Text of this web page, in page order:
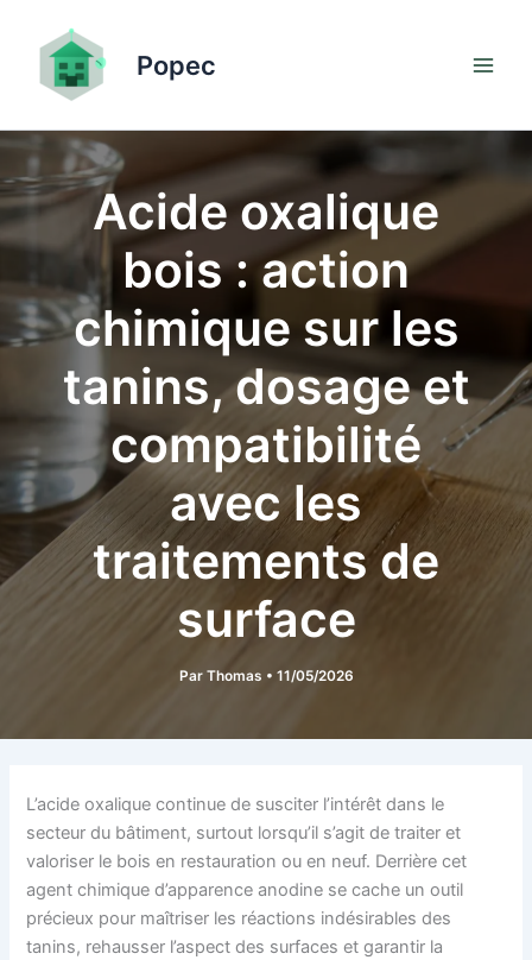
contenu
Popec
Acide oxalique
bois : action
chimique sur les
tanins, dosage et
compatibilité
avec les
traitements de
surface
Par Thomas • 11/05/2026
L’acide oxalique continue de susciter l’intérêt dans le
secteur du bâtiment, surtout lorsqu’il s’agit de traiter et
valoriser le bois en restauration ou en neuf. Derrière cet
agent chimique d’apparence anodine se cache un outil
précieux pour maîtriser les réactions indésirables des
tanins, rehausser l’aspect des surfaces et garantir la